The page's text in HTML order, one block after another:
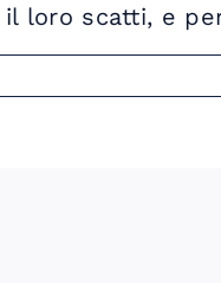
loro scatti, e